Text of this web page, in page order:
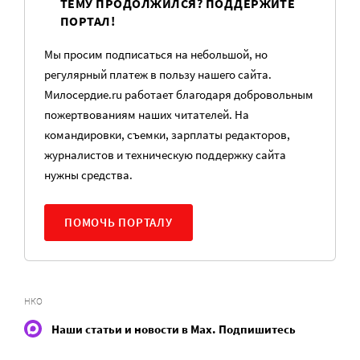
ТЕМУ ПРОДОЛЖИЛСЯ? ПОДДЕРЖИТЕ
ПОРТАЛ!
Мы просим подписаться на небольшой, но
регулярный платеж в пользу нашего сайта.
Милосердие.ru работает благодаря добровольным
пожертвованиям наших читателей. На
командировки, съемки, зарплаты редакторов,
журналистов и техническую поддержку сайта
нужны средства.
ПОМОЧЬ ПОРТАЛУ
НКО
Наши статьи и новости в Max. Подпишитесь